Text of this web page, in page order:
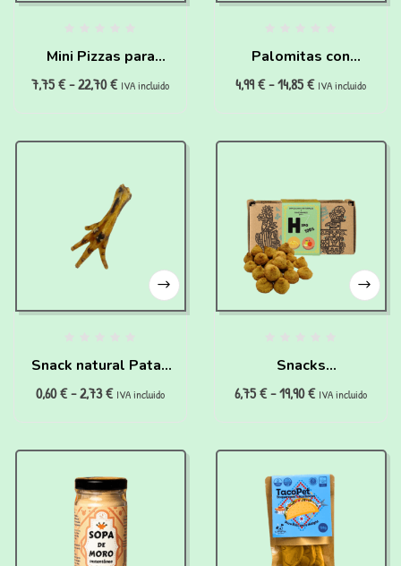
Mini Pizzas para
perros (150g)
7,75€-22,70€ IVA incluido
Palomitas con
cúrcuma para perros
4,99€-14,85€ IVA incluido
Snack natural Patas
de Pollo para perros
0,60€-2,73€ IVA incluido
Snacks
hipoalergénicos
6,75€-19,90€ IVA incluido